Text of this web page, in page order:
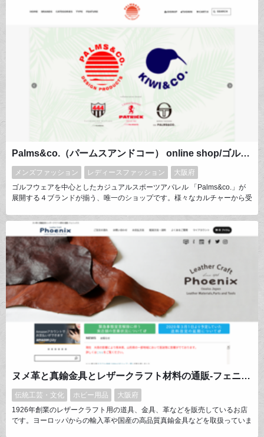
Palms&co.（パームスアンドコー） online shop/ゴルフウェア・リゾートカジュアルウェア
メンズファッション レディースファッション
大阪府
ゴルフウェアを中心としたカジュアルスポーツアパレル 「Palms&co.」が
展開する４ブランドが揃う、唯一のショップです。様々なカルチャーから受
素材や機能素材などにも拘った、豊富なカラーバリエーションのアイテムた
ちを取り扱っています。
ヌメ革と真鍮金具とレザークラフト材料の通販-フェニックス
伝統工芸・文化 ホビー用品
大阪府
1926年創業のレザークラフト用の道具、金具、革などを販売しているお店
です。ヨーロッパからの輸入革や国産の高品質真鍮金具などを取扱っていま